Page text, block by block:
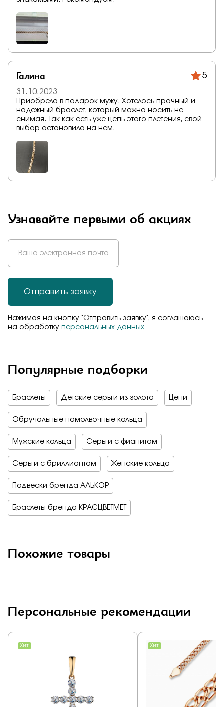
Галина 5
31.10.2023
Приобрела в подарок мужу. Хотелось прочный и
надежный браслет, который можно носить не
снимая. Так как есть уже цепь этого плетения, свой
выбор остановила на нем.
Узнавайте первыми об акциях
Отправить заявку
Нажимая на кнопку "Отправить заявку", я соглашаюсь
на обработку персональных данных
Популярные подборки
Браслеты Детские серьги из золота Цепи
Обручальные помолвочные кольца
Мужские кольца Серьги с фианитом
Серьги с бриллиантом Женские кольца
Подвески бренда АЛЬКОР
Браслеты бренда КРАСЦВЕТМЕТ
Похожие товары
Персональные рекомендации